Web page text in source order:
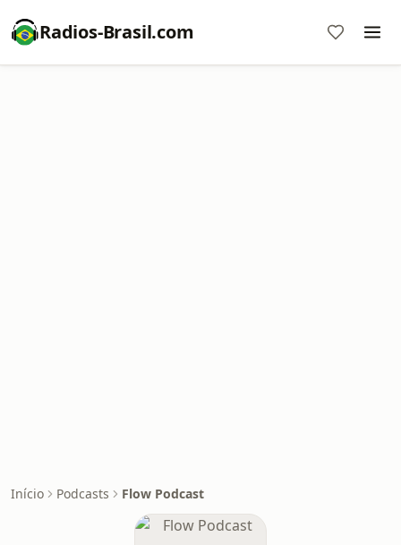
Radios-Brasil.com
Início Podcasts Flow Podcast